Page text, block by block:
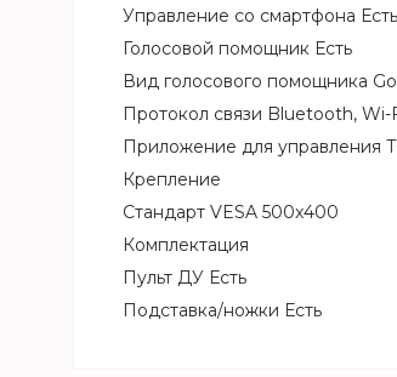
Управление со смартфона Есть
Голосовой помощник Есть
Вид голосового помощника
Протокол связи Bluetooth, Wi-
Приложение для управления
Крепление
Стандарт VESA 500x400
Комплектация
Пульт ДУ Есть
Подставка/ножки Есть